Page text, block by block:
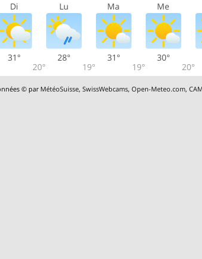
Di Lu Ma Me
31°
20°
28°
19°
31°
19°
30°
20°
© parMétéoSuisse,SwissWebcams,Open-Meteo.com,